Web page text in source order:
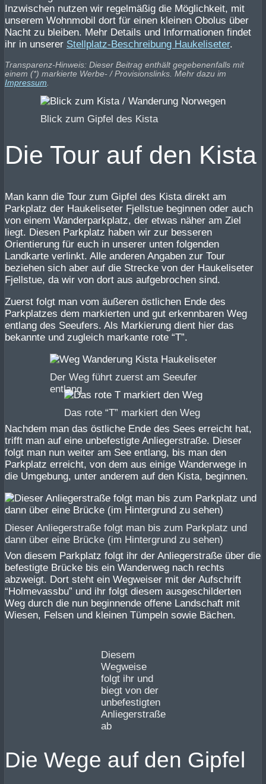
Inzwischen nutzen wir regelmäßig die Möglichkeit, mit
unserem Wohnmobil dort für einen kleinen Obolus über
Nacht zu bleiben. Mehr Details und Informationen findet
ihr in unserer Stellplatz-Beschreibung Haukeliseter.
Transparenz-Hinweis: Dieser Beitrag enthält gegebenenfalls mit
einem (*) markierte Werbe- / Provisionslinks. Mehr dazu im
Impressum.
Blick zum Gipfel des Kista
Die Tour auf den Kista
Man kann die Tour zum Gipfel des Kista direkt am
Parkplatz der Haukeliseter Fjellstue beginnen oder auch
von einem Wanderparkplatz, der etwas näher am Ziel
liegt. Diesen Parkplatz haben wir zur besseren
Orientierung für euch in unserer unten folgenden
Landkarte verlinkt. Alle anderen Angaben zur Tour
beziehen sich aber auf die Strecke von der Haukeliseter
Fjellstue, da wir von dort aus aufgebrochen sind.
Zuerst folgt man vom äußeren östlichen Ende des
Parkplatzes dem markierten und gut erkennbaren Weg
entlang des Seeufers. Als Markierung dient hier das
bekannte und zugleich markante rote “T”.
Der Weg führt zuerst am Seeufer
entlang
Das rote “T” markiert den Weg
Nachdem man das östliche Ende des Sees erreicht hat,
trifft man auf eine unbefestigte Anliegerstraße. Dieser
folgt man nun weiter am See entlang, bis man den
Parkplatz erreicht, von dem aus einige Wanderwege in
die Umgebung, unter anderem auf den Kista, beginnen.
Dieser Anliegerstraße folgt man bis zum Parkplatz und
dann über eine Brücke (im Hintergrund zu sehen)
Von diesem Parkplatz folgt ihr der Anliegerstraße über die
befestigte Brücke bis ein Wanderweg nach rechts
abzweigt. Dort steht ein Wegweiser mit der Aufschrift
“Holmevassbu” und ihr folgt diesem ausgeschilderten
Weg durch die nun beginnende offene Landschaft mit
Wiesen, Felsen und kleinen Tümpeln sowie Bächen.
Diesem
Wegweise
folgt ihr und
biegt von der
unbefestigten
Anliegerstraße
ab
Die Wege auf den Gipfel